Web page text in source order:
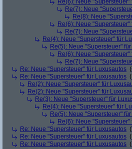
Re(6): Neue
Re(7): Neue
Re(8): Neue
Re(6): Neue
Re(7): Neue
Re(4): Neue "Supersteuer" für
Re(5): Neue "Supersteuer"
Re(6): Neue
Re(7): Neue
Re: Neue "Supersteuer" für Luxusautos (
Re: Neue "Supersteuer" für Luxusautos (
Re(2): Neue "Supersteuer" für
Re(2): Neue "Supersteuer" für
Re(3): Neue "Supersteuer" für
Re(4): Neue "Supersteuer" für
Re(5): Neue "Supersteuer"
Re(6): Neue
Re: Neue "Supersteuer" für Luxusautos (
Re: Neue "Supersteuer" für Luxusautos (
Re: Neue "Supersteuer" für Luxusautos (